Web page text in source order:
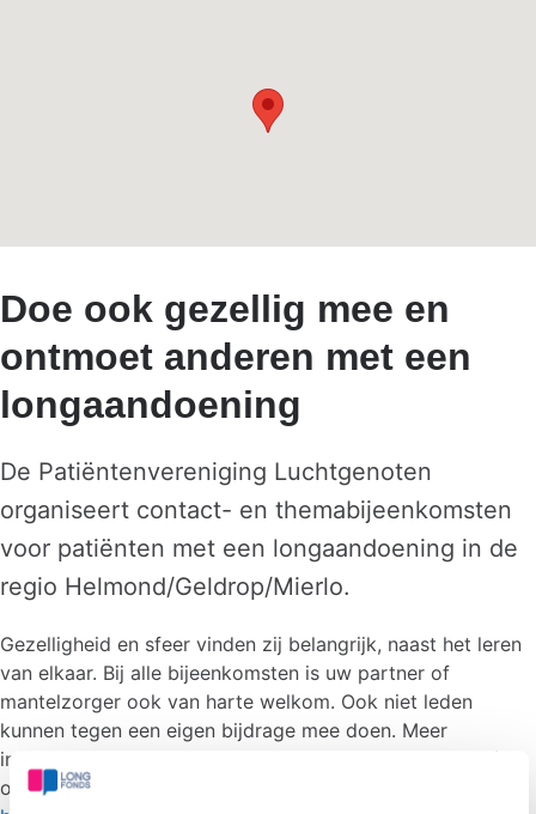
Doe ook gezellig mee en
ontmoet anderen met een
longaandoening
De Patiëntenvereniging Luchtgenoten
organiseert contact- en themabijeenkomsten
voor patiënten met een longaandoening in de
regio Helmond/Geldrop/Mierlo.
Gezelligheid en sfeer vinden zij belangrijk, naast het leren
van elkaar. Bij alle bijeenkomsten is uw partner of
mantelzorger ook van harte welkom. Ook niet leden
kunnen tegen een eigen bijdrage mee doen. Meer
informatie over de Patiëntenvereniging Luchtgenoten én
over deze activiteit vindt u op